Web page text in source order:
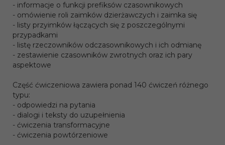
- informacje o funkcji prefiksów czasownikowych
- omówienie roli zaimków dzierżawczych i zaimka się
- listy przyimków łączących się z poszczególnymi
przypadkami
- listę rzeczowników odczasownikowych i ich odmianę
- zestawienie czasowników zwrotnych oraz ich pary
aspektowe
Część ćwiczeniowa zawiera ponad 140 ćwiczeń różnego
typu:
- odpowiedzi na pytania
- dialogi i teksty do uzupełnienia
- ćwiczenia transformacyjne
- ćwiczenia powtórzeniowe